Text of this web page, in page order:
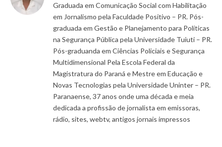
Graduada em Comunicação Social com Habilitação
em Jornalismo pela Faculdade Positivo – PR. Pós-
graduada em Gestão e Planejamento para Políticas
na Segurança Pública pela Universidade Tuiuti – PR.
Pós-graduanda em Ciências Policiais e Segurança
Multidimensional Pela Escola Federal da
Magistratura do Paraná e Mestre em Educação e
Novas Tecnologias pela Universidade Uninter – PR.
Paranaense, 37 anos onde uma década e meia
dedicada a profissão de jornalista em emissoras,
rádio, sites, webtv, antigos jornais impressos